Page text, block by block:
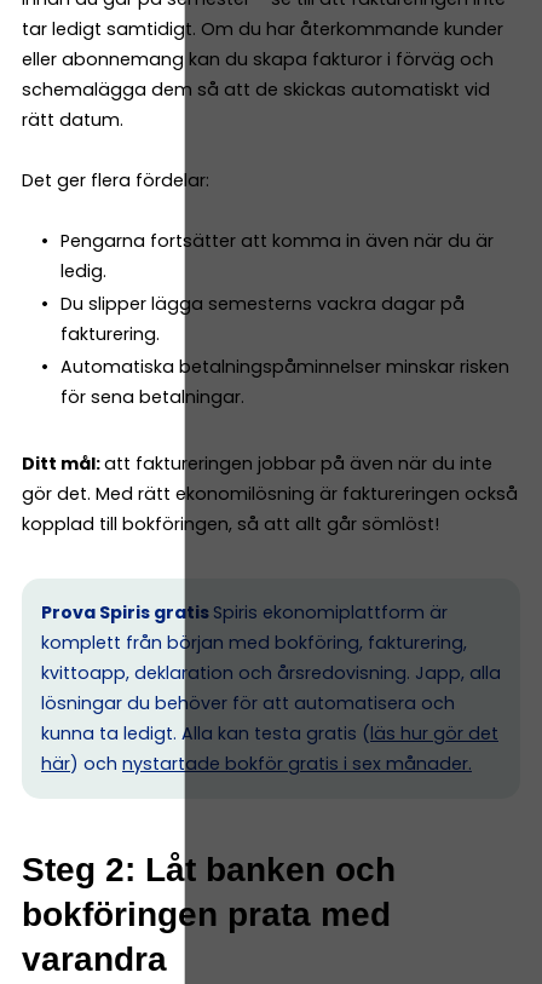
tar ledigt samtidigt. Om du har återkommande kunder
eller abonnemang kan du skapa fakturor i förväg och
schemalägga dem så att de skickas automatiskt vid
rätt datum.
Det ger flera fördelar:
Pengarna fortsätter att komma in även när du är
ledig.
Du slipper lägga semesterns vackra dagar på
fakturering.
Automatiska betalningspåminnelser minskar risken
för sena betalningar.
Ditt mål:att faktureringen jobbar på även när du inte
gör det. Med rätt ekonomilösning är faktureringen också
kopplad till bokföringen, så att allt går sömlöst!
Prova Spiris gratis Spiris ekonomiplattform är
komplett från början med bokföring, fakturering,
kvittoapp, deklaration och årsredovisning. Japp, alla
lösningar du behöver för att automatisera och
kunna ta ledigt. Alla kan testa gratis (läs hur gör det
här) och nystartade bokför gratis i sex månader.
Steg 2: Låt banken och
bokföringen prata med
varandra